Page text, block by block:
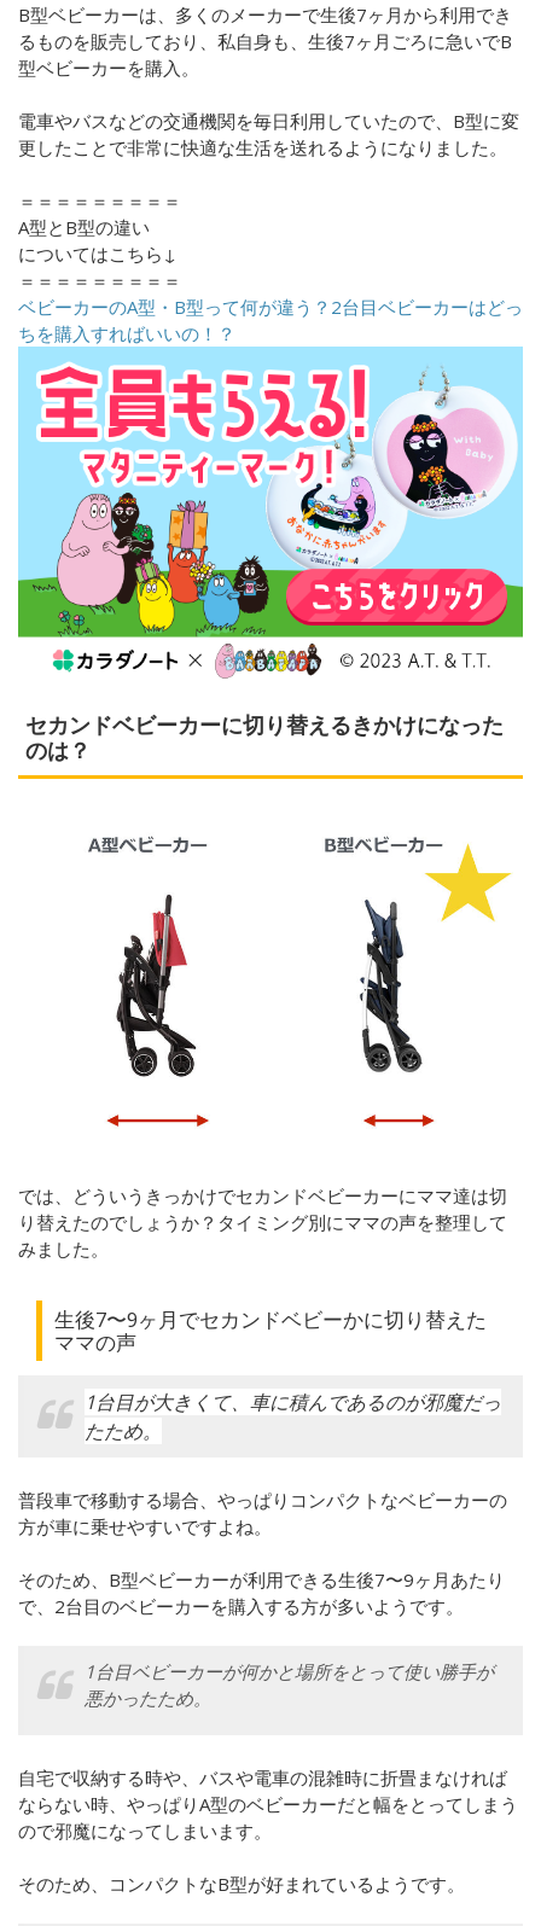
B型ベビーカーは、多くのメーカーで生後7ヶ月から利用でき
るものを販売しており、私自身も、生後7ヶ月ごろに急いでB
型ベビーカーを購入。
電車やバスなどの交通機関を毎日利用していたので、B型に変
更したことで非常に快適な生活を送れるようになりました。
＝＝＝＝＝＝＝＝＝
A型とB型の違い
についてはこちら↓
＝＝＝＝＝＝＝＝＝
ベビーカーのA型・B型って何が違う？2台目ベビーカーはどっ
ちを購入すればいいの！？
セカンドベビーカーに切り替えるきかけになった
のは？
では、どういうきっかけでセカンドベビーカーにママ達は切
り替えたのでしょうか？タイミング別にママの声を整理して
みました。
生後7〜9ヶ月でセカンドベビーかに切り替えた
ママの声
1台目が大きくて、車に積んであるのが邪魔だっ
たため。
普段車で移動する場合、やっぱりコンパクトなベビーカーの
方が車に乗せやすいですよね。
そのため、B型ベビーカーが利用できる生後7〜9ヶ月あたり
で、2台目のベビーカーを購入する方が多いようです。
1台目ベビーカーが何かと場所をとって使い勝手が
悪かったため。
自宅で収納する時や、バスや電車の混雑時に折畳まなければ
ならない時、やっぱりA型のベビーカーだと幅をとってしまう
ので邪魔になってしまいます。
そのため、コンパクトなB型が好まれているようです。